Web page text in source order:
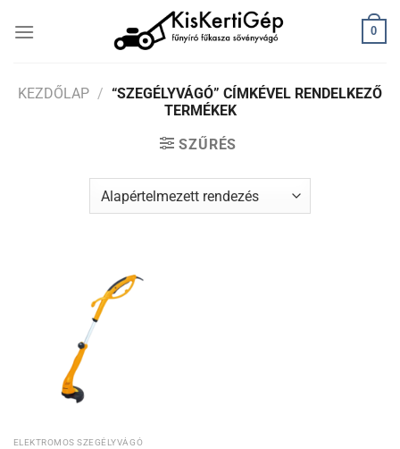
0
KEZDŐLAP / “SZEGÉLYVÁGÓ” CÍMKÉVEL RENDELKEZŐ
TERMÉKEK
SZŰRÉS
ELEKTROMOS SZEGÉLYVÁGÓ